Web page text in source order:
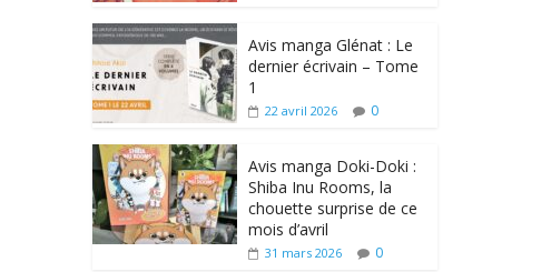
Avis manga Glénat : Le
dernier écrivain – Tome
1
22 avril 2026 0
Avis manga Doki-Doki :
Shiba Inu Rooms, la
chouette surprise de ce
mois d’avril
31 mars 2026 0